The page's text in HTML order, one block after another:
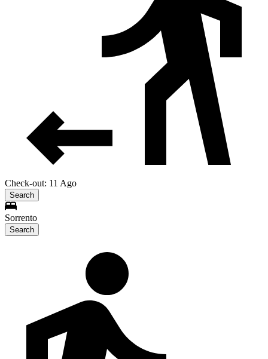
Check-out: 11 Ago
Search
Sorrento
Search